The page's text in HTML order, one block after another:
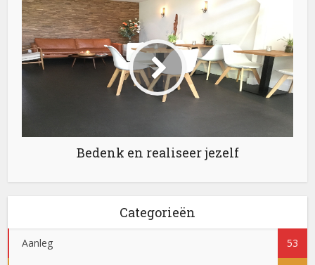
Bedenk en realiseer jezelf
Categorieën
Aanleg 53